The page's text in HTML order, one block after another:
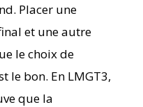
Placer une
et une autre
le choix de
le bon. En LMGT3,
que la